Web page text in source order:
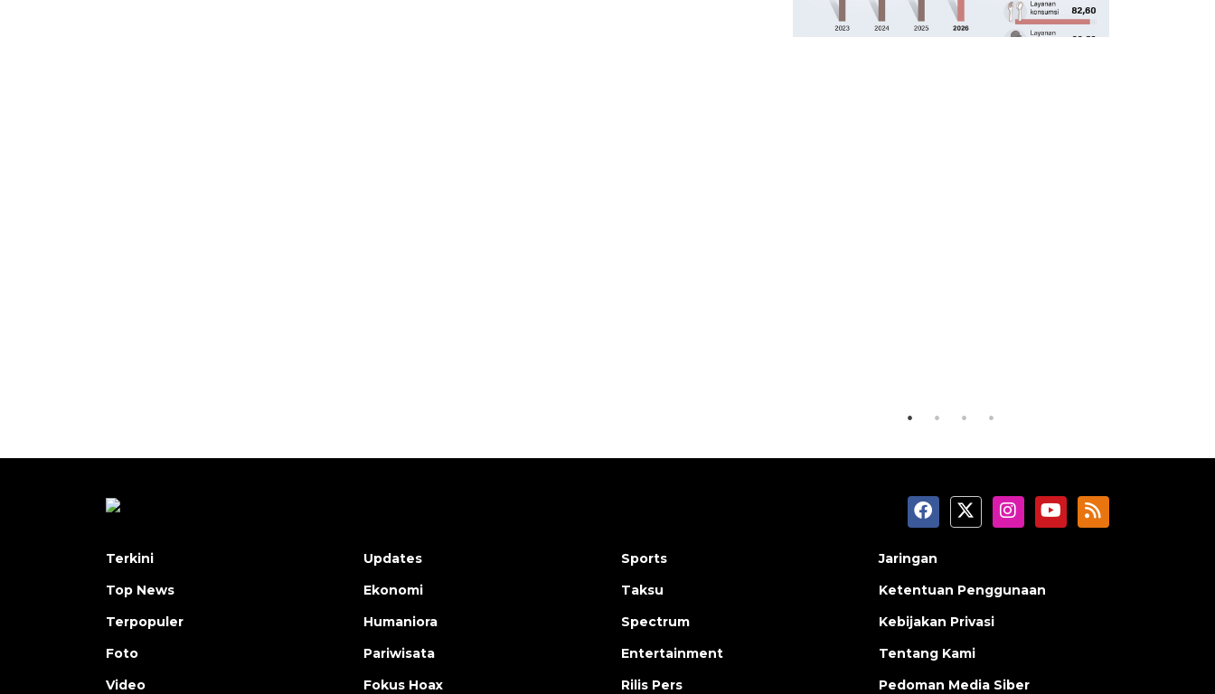
Terkini
Top News
Terpopuler
Foto
Video
Updates
Ekonomi
Humaniora
Pariwisata
Fokus Hoax
Sports
Taksu
Spectrum
Entertainment
Rilis Pers
Jaringan
Ketentuan Penggunaan
Kebijakan Privasi
Tentang Kami
Pedoman Media Siber